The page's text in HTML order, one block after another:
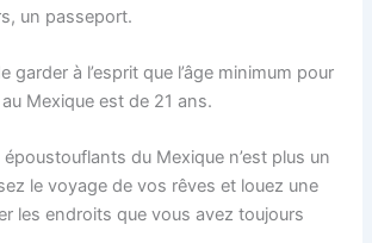
un passeport.
garder à l’esprit que l’âge minimum pour
Mexique est de 21 ans.
du Mexique n’est plus un
le voyage de vos rêves et louez une
les endroits que vous avez toujours